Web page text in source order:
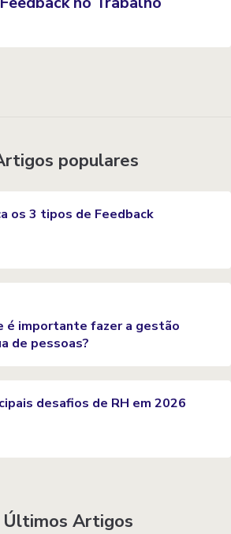
populares
os 3 tipos de Feedback
é importante fazer a gestão
de pessoas?
desafios de RH em 2026
Últimos Artigos